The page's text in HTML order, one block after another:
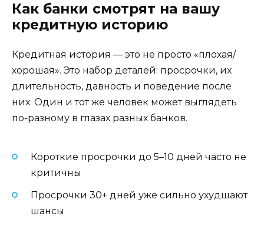
Как банки смотрят на вашу
кредитную историю
Кредитная история — это не просто «плохая/
хорошая». Это набор деталей: просрочки, их
длительность, давность и поведение после
них. Один и тот же человек может выглядеть
по-разному в глазах разных банков.
Короткие просрочки до 5–10 дней часто не
критичны
Просрочки 30+ дней уже сильно ухудшают
шансы